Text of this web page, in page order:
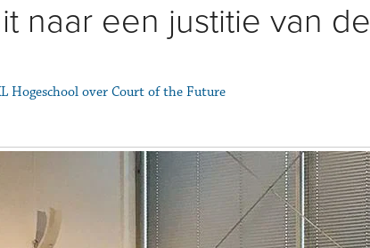
naar een justitie van de
Hogeschool over Court of the Future